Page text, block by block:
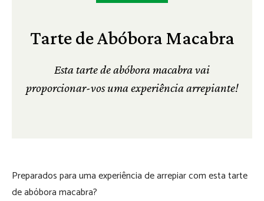
Tarte de Abóbora Macabra
Esta tarte de abóbora macabra vai
proporcionar-vos uma experiência arrepiante!
Preparados para uma experiência de arrepiar com esta tarte
de abóbora macabra?